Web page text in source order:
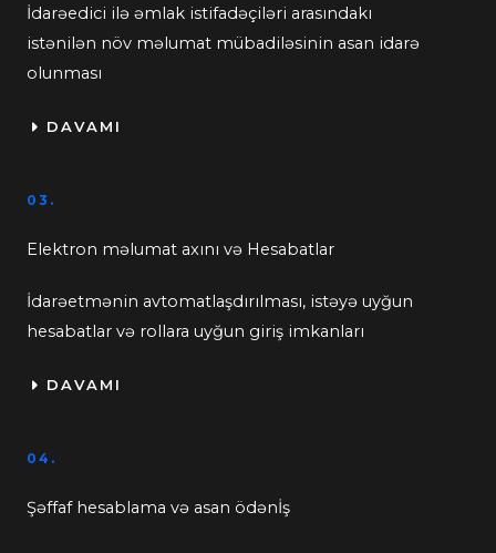
İdarəedici ilə əmlak istifadəçiləri arasındakı
istənilən növ məlumat mübadiləsinin asan idarə
olunması
DAVAMI
03.
Elektron məlumat axını və Hesabatlar
İdarəetmənin avtomatlaşdırılması, istəyə uyğun
hesabatlar və rollara uyğun giriş imkanları
DAVAMI
04.
Şəffaf hesablama və asan ödənİş